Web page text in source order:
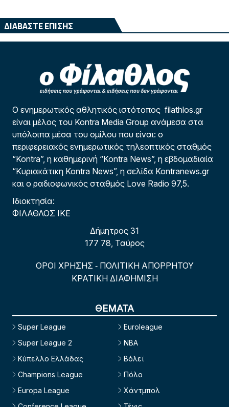
ΔΙΑΒΑΣΤΕ ΕΠΙΣΗΣ
Ο ενημερωτικός αθλητικός ιστότοπος filathlos.gr
είναι μέλος του Kontra Media Group ανάμεσα στα
υπόλοιπα μέσα του ομίλου που είναι: ο
περιφερειακός ενημερωτικός τηλεοπτικός σταθμός
“Kontra”, η καθημερινή “Kontra News”, η εβδομαδιαία
“Κυριακάτικη Kontra News”, η σελίδα Kontranews.gr
και ο ραδιοφωνικός σταθμός Love Radio 97,5.
Ιδιοκτησία:
ΦΙΛΑΘΛΟΣ ΙΚΕ
Δήμητρος 31
177 78, Ταύρος
ΟΡΟΙ ΧΡΗΣΗΣ - ΠΟΛΙΤΙΚΗ ΑΠΟΡΡΗΤΟΥ
ΚΡΑΤΙΚΗ ΔΙΑΦΗΜΙΣΗ
ΘΕΜΑΤΑ
Super League
Super League 2
Κύπελλο Ελλάδας
Champions League
Europa League
Euroleague
NBA
Βόλεϊ
Πόλο
Χάντμπολ